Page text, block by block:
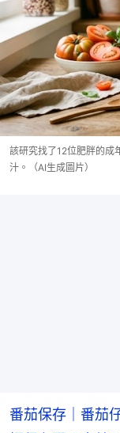
該研究找了12位肥胖的成
汁。（AI生成圖片）
番茄保存｜番茄